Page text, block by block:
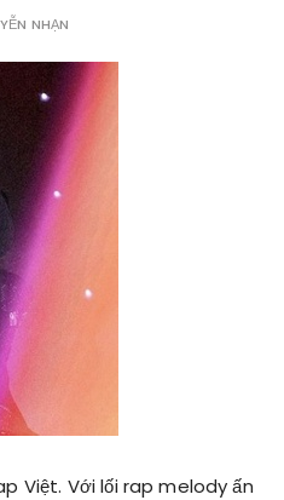
NHẠN
Việt. Với lối rap melody ấn